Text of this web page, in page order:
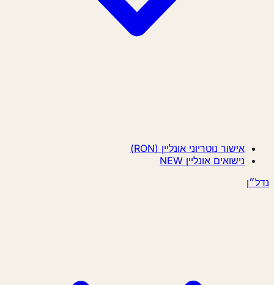
אישור נוטריוני אונליין (RON)
נישואים אונליין NEW
נדל״ן